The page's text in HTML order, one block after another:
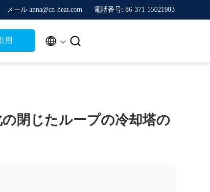
メール anna@cn-heat.com 電話番号: 86-371-55021983
用  
閉じたループの冷却塔の